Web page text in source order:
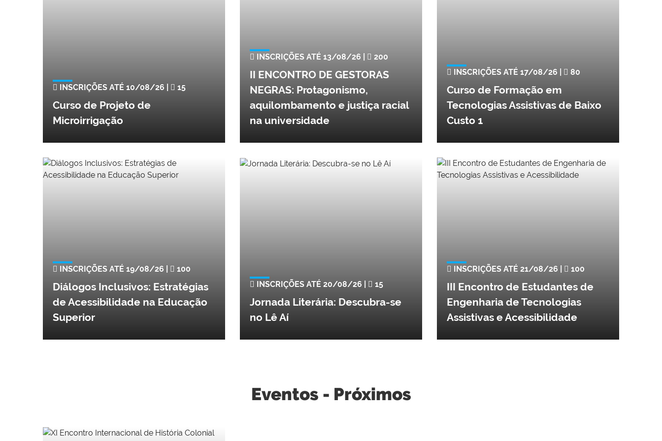
INSCRIÇÕES ATÉ 10/08/26 | 15
Curso de Projeto de
Microirrigação
INSCRIÇÕES ATÉ 13/08/26 | 200
II ENCONTRO DE GESTORAS
NEGRAS: Protagonismo,
aquilombamento e justiça racial
na universidade
INSCRIÇÕES ATÉ 17/08/26 | 80
Curso de Formação em
Tecnologias Assistivas de Baixo
Custo 1
INSCRIÇÕES ATÉ 19/08/26 | 100
Diálogos Inclusivos: Estratégias
de Acessibilidade na Educação
Superior
INSCRIÇÕES ATÉ 20/08/26 | 15
Jornada Literária: Descubra-se
no Lê Aí
INSCRIÇÕES ATÉ 21/08/26 | 100
III Encontro de Estudantes de
Engenharia de Tecnologias
Assistivas e Acessibilidade
Eventos - Próximos